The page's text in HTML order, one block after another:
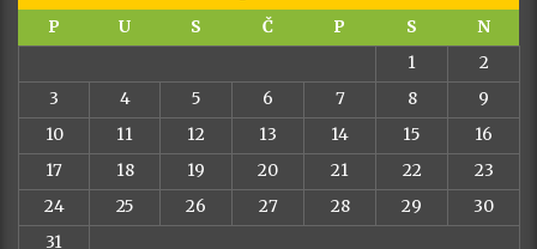
P
U S Č P S
N
1
2
3
4 5 6 7 8
9
10
11 12 13 14 15
16
17
18 19 20 21 22
23
24
25 26 27 28 29
30
31